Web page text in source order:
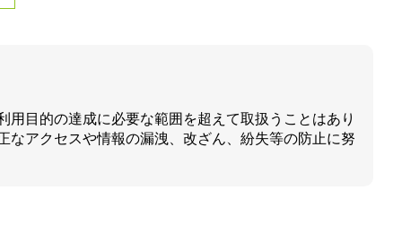
目的の達成に必要な範囲を超えて取扱うことはあり
アクセスや情報の漏洩、改ざん、紛失等の防止に努